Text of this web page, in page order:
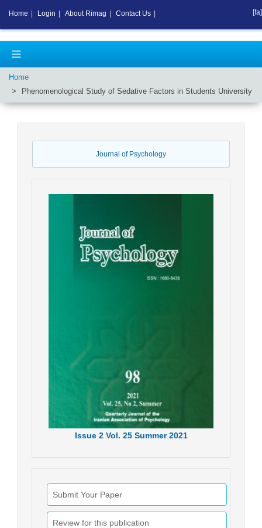
Home
Phenomenological Study of Sedative Factors in Students University
Journal of Psychology
Issue2 Vol. 25 Summer 2021
Submit Your Paper
Review for this publication
Home Login About Rimag Contact Us [fa]